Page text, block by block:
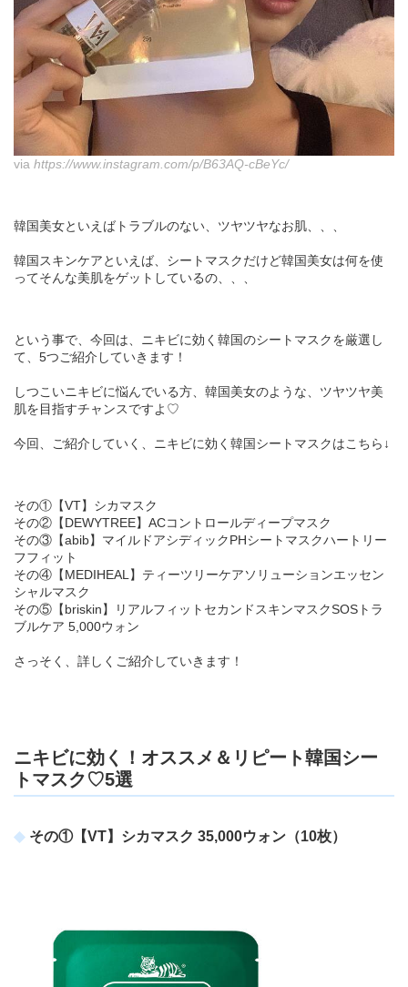
via https://www.instagram.com/p/B63AQ-cBeYc/
韓国美女といえばトラブルのない、ツヤツヤなお肌、、、
韓国スキンケアといえば、シートマスクだけど韓国美女は何を使
ってそんな美肌をゲットしているの、、、
という事で、今回は、ニキビに効く韓国のシートマスクを厳選し
て、5つご紹介していきます！
しつこいニキビに悩んでいる方、韓国美女のような、ツヤツヤ美
肌を目指すチャンスですよ♡
今回、ご紹介していく、ニキビに効く韓国シートマスクはこちら↓
その①【VT】シカマスク
その②【DEWYTREE】ACコントロールディープマスク
その③【abib】マイルドアシディックPHシートマスクハートリー
フフィット
その④【MEDIHEAL】ティーツリーケアソリューションエッセン
シャルマスク
その⑤【briskin】リアルフィットセカンドスキンマスクSOSトラ
ブルケア 5,000ウォン
さっそく、詳しくご紹介していきます！
ニキビに効く！オススメ＆リピート韓国シー
トマスク♡5選
その①【VT】シカマスク 35,000ウォン（10枚）